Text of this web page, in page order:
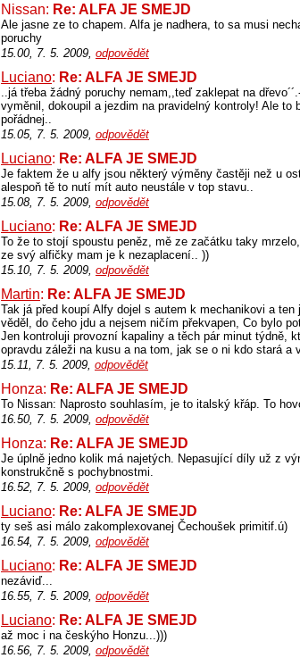
Nissan: Re: ALFA JE SMEJD
Ale jasne ze to chapem. Alfa je nadhera, to sa musi
poruchy
15.00, 7. 5. 2009, odpovědět
Luciano: Re: ALFA JE SMEJD
..já třeba žádný poruchy nemam,,teď zaklepat na
vyměnil, dokoupil a jezdim na pravidelný kontroly! Ale
pořádnej..
15.05, 7. 5. 2009, odpovědět
Luciano: Re: ALFA JE SMEJD
Je faktem že u alfy jsou některý výměny častěji než u
alespoň tě to nutí mít auto neustále v top stavu..
15.08, 7. 5. 2009, odpovědět
Luciano: Re: ALFA JE SMEJD
To že to stojí spoustu peněz, mě ze začátku taky
ze svý alfičky mam je k nezaplacení.. ))
15.10, 7. 5. 2009, odpovědět
Martin: Re: ALFA JE SMEJD
Tak já před koupí Alfy dojel s autem k mechanikovi a
věděl, do čeho jdu a nejsem ničím překvapen, Co bylo
Jen kontroluji provozní kapaliny a těch pár minut týdně,
opravdu záleži na kusu a na tom, jak se o ni kdo stará a
15.11, 7. 5. 2009, odpovědět
Honza: Re: ALFA JE SMEJD
To Nissan: Naprosto souhlasím, je to italský křáp. To
16.50, 7. 5. 2009, odpovědět
Honza: Re: ALFA JE SMEJD
Je úplně jedno kolik má najetých. Nepasující díly už z
konstrukčně s pochybnostmi.
16.52, 7. 5. 2009, odpovědět
Luciano: Re: ALFA JE SMEJD
ty seš asi málo zakomplexovanej Čechoušek primitif.ú)
16.54, 7. 5. 2009, odpovědět
Luciano: Re: ALFA JE SMEJD
nezáviď...
16.55, 7. 5. 2009, odpovědět
Luciano: Re: ALFA JE SMEJD
až moc i na českýho Honzu...)))
16.56, 7. 5. 2009, odpovědět